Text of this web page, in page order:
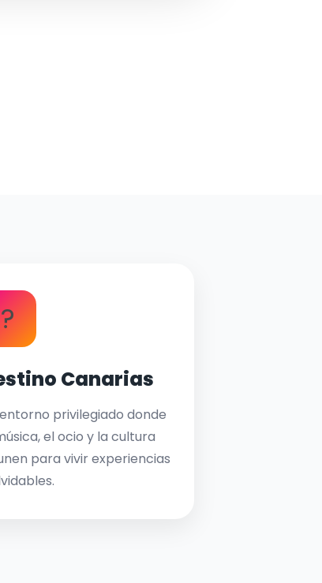
?
Canarias
privilegiado donde
el ocio y la cultura
para vivir experiencias